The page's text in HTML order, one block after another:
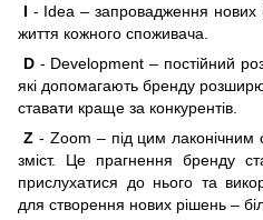
I - Idea – запровадження нових
життя кожного споживача.
D- Development – постійний
які допомагають бренду
ставати краще за конкурентів.
Z - Zoom – під цим лаконічним
зміст. Це прагнення бренду
прислухатися до нього та
для створення нових рішень –